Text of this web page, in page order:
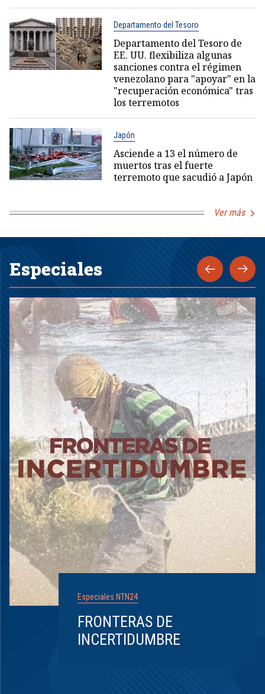
Departamento del Tesoro
Departamento del Tesoro de
EE. UU. flexibiliza algunas
sanciones contra el régimen
venezolano para "apoyar" en la
"recuperación económica" tras
los terremotos
Japón
Asciende a 13 el número de
muertos tras el fuerte
terremoto que sacudió a Japón
Ver más
Especiales
Especiales NTN24
FRONTERAS DE
INCERTIDUMBRE